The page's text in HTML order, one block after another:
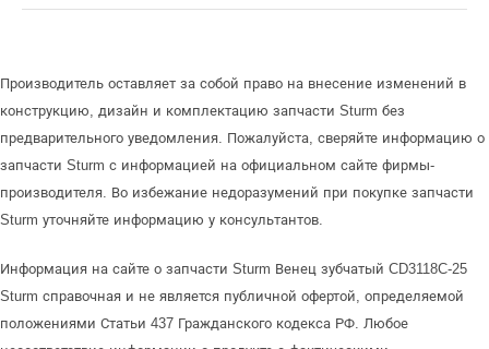
Производитель оставляет за собой право на внесение изменений в
конструкцию, дизайн и комплектацию запчасти Sturm без
предварительного уведомления. Пожалуйста, сверяйте информацию о
запчасти Sturm с информацией на официальном сайте фирмы-
производителя. Во избежание недоразумений при покупке запчасти
Sturm уточняйте информацию у консультантов.
Информация на сайте о запчасти Sturm Венец зубчатый CD3118C-25
Sturm справочная и не является публичной офертой, определяемой
положениями Статьи 437 Гражданского кодекса РФ. Любое